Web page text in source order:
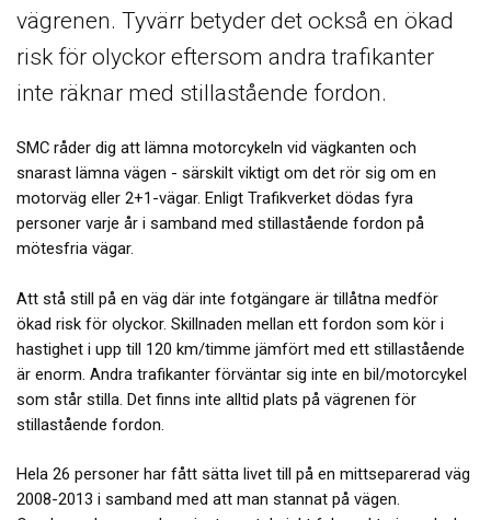
vägrenen. Tyvärr betyder det också en ökad
risk för olyckor eftersom andra trafikanter
inte räknar med stillastående fordon.
SMC råder dig att lämna motorcykeln vid vägkanten och
snarast lämna vägen - särskilt viktigt om det rör sig om en
motorväg eller 2+1-vägar. Enligt Trafikverket dödas fyra
personer varje år i samband med stillastående fordon på
mötesfria vägar.
Att stå still på en väg där inte fotgängare är tillåtna medför
ökad risk för olyckor. Skillnaden mellan ett fordon som kör i
hastighet i upp till 120 km/timme jämfört med ett stillastående
är enorm. Andra trafikanter förväntar sig inte en bil/motorcykel
som står stilla. Det finns inte alltid plats på vägrenen för
stillastående fordon.
Hela 26 personer har fått sätta livet till på en mittseparerad väg
2008-2013 i samband med att man stannat på vägen.